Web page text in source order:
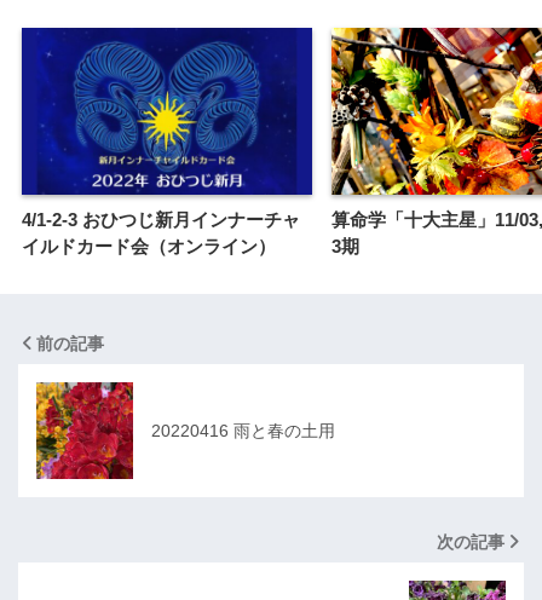
4/1-2-3 おひつじ新月インナーチャ
イルドカード会（オンライン）
算命学「十大主星」11/
3期
前の記事
20220416 雨と春の土用
次の記事